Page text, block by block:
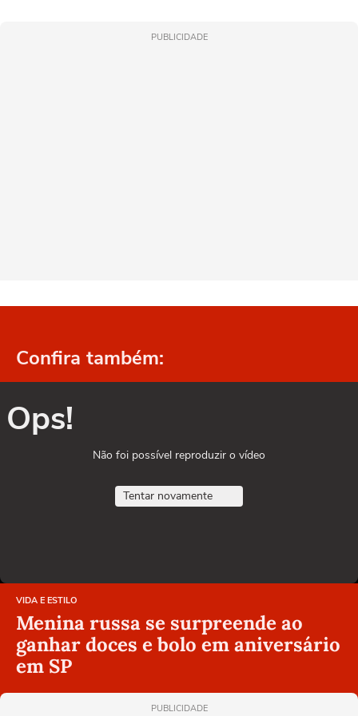
PUBLICIDADE
Confira também:
Ops!
Não foi possível reproduzir o vídeo
Tentar novamente
VIDA E ESTILO
Menina russa se surpreende ao
ganhar doces e bolo em aniversário
em SP
PUBLICIDADE